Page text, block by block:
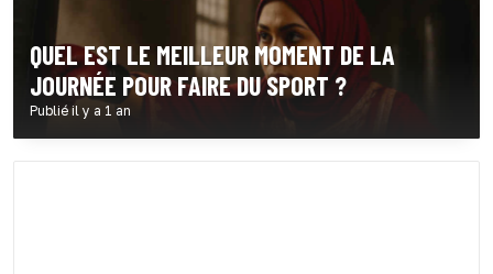
QUEL EST LE MEILLEUR MOMENT DE LA
JOURNÉE POUR FAIRE DU SPORT ?
Publié il y a 1 an